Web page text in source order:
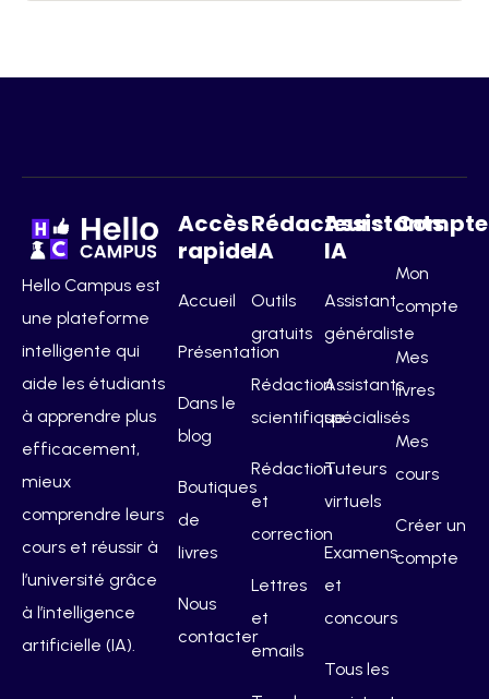
Hello Campus est
une plateforme
intelligente qui
aide les étudiants
à apprendre plus
efficacement,
mieux
comprendre leurs
cours et réussir à
l’université grâce
à l’intelligence
artificielle (IA).
Accès
rapide
Accueil
Présentation
Dans le
blog
Boutiques
de
livres
Nous
contacter
Rédacteurs
IA
Outils
gratuits
Rédaction
scientifique
Rédaction
et
correction
Lettres
et
emails
Assistants
IA
Assistant
généraliste
Assistants
spécialisés
Tuteurs
virtuels
Examens
et
concours
Tous les
Compte
Mon
compte
Mes
livres
Mes
cours
Créer un
compte